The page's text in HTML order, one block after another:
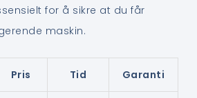
for å sikre at du får
maskin.
Pris Tid Garanti